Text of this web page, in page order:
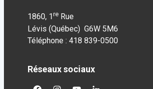
1860, 1 re Rue
Lévis (Québec) G6W 5M6
Téléphone : 418 839-0500
Réseaux sociaux